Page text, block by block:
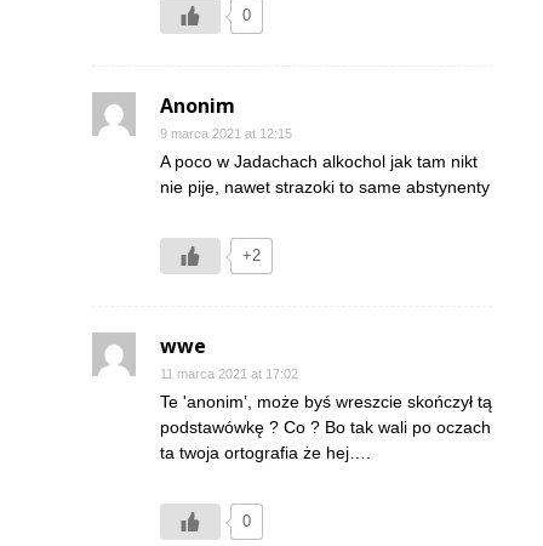
0
Anonim
9 marca 2021 at 12:15
A poco w Jadachach alkochol jak tam nikt
nie pije, nawet strazoki to same abstynenty
+2
wwe
11 marca 2021 at 17:02
Te 'anonim’, może byś wreszcie skończył tą
podstawówkę ? Co ? Bo tak wali po oczach
ta twoja ortografia że hej….
0